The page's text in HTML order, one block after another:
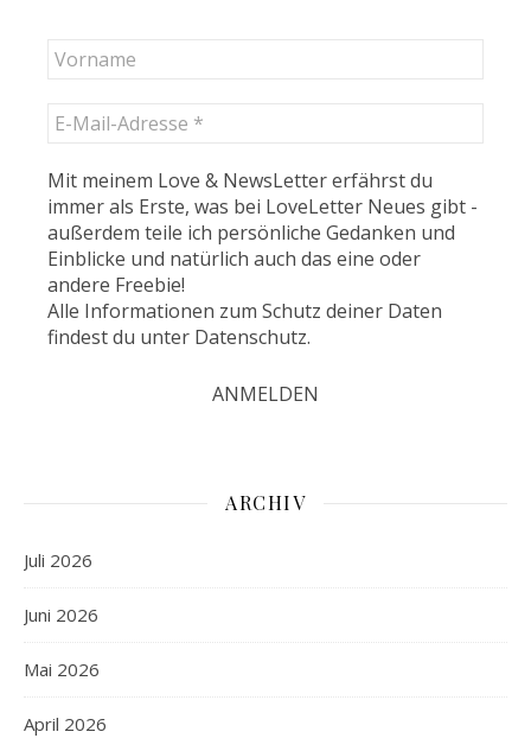
Mit meinem Love & NewsLetter erfährst du
immer als Erste, was bei LoveLetter Neues gibt -
außerdem teile ich persönliche Gedanken und
Einblicke und natürlich auch das eine oder
andere Freebie!
Alle Informationen zum Schutz deiner Daten
findest du unter Datenschutz.
ARCHIV
Juli 2026
Juni 2026
Mai 2026
April 2026